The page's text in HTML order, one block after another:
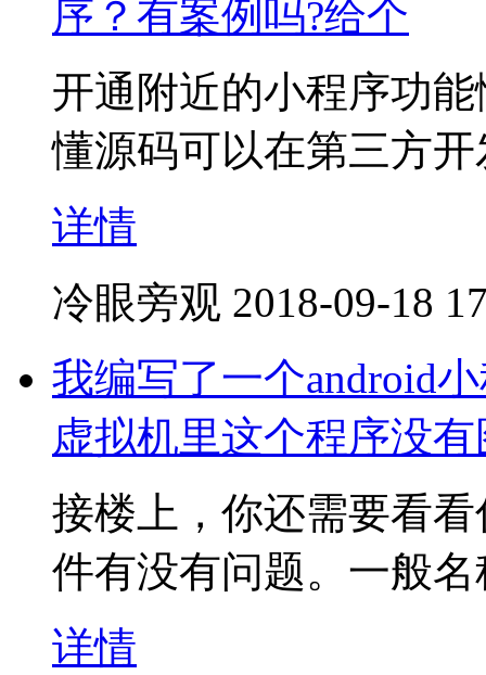
序？有案例吗?给个
开通附近的小程序功
懂源码可以在第三方
详情
冷眼旁观 2018-09-18
我编写了一个android
虚拟机里这个程序没
接楼上，你还需要看
件有没有问题。一般名
详情